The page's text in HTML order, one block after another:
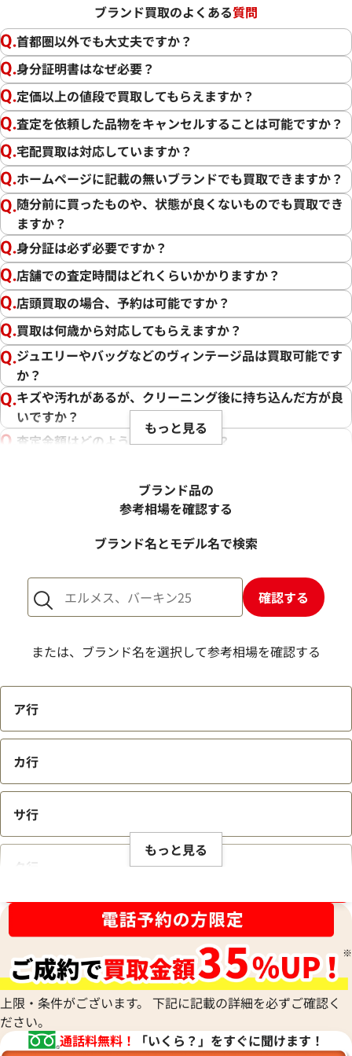
ブランド買取のよくある質問
首都圏以外でも大丈夫ですか？
身分証明書はなぜ必要？
定価以上の値段で買取してもらえますか？
査定を依頼した品物をキャンセルすることは可能ですか？
宅配買取は対応していますか？
ホームページに記載の無いブランドでも買取できますか？
随分前に買ったものや、状態が良くないものでも買取でき
ますか？
身分証は必ず必要ですか？
店舗での査定時間はどれくらいかかりますか？
店頭買取の場合、予約は可能ですか？
買取は何歳から対応してもらえますか？
ジュエリーやバッグなどのヴィンテージ品は買取可能です
か？
キズや汚れがあるが、クリーニング後に持ち込んだ方が良
いですか？
査定金額はどのように決まりますか？
売却するか悩んでいるのですが、査定だけお願いできます
1点からでも査定できますか？
もっと見る
ブランド品の
参考相場を確認する
ブランド名とモデル名で検索
確認する
または、ブランド名を選択して参考相場を確認する
ア行
カ行
サ行
タ行
ハ行
マ行
もっと見る
上限・条件がございます。 下記に記載の詳細を必ずご確認く
ださい。
通話料無料！
「いくら？」をすぐに聞けます！